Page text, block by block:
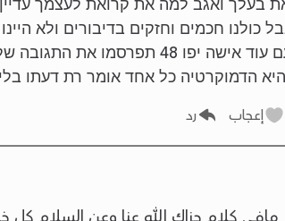
כולנו חכמים וחזקים בדיבורים ולא
שלנו יתחתנו עם עוד אישה יפו 48
היא הדמוקרטיה כל אחד אומר רת דעתו
إعجاب رد